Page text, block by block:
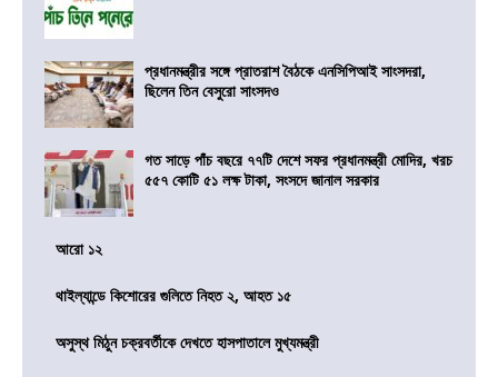
প্রধানমন্ত্রীর সঙ্গে প্রাতরাশ বৈঠকে এনসিপিআই সাংসদরা,
ছিলেন তিন বেসুরো সাংসদও
গত সাড়ে পাঁচ বছরে ৭৭টি দেশে সফর প্রধানমন্ত্রী মোদির, খরচ
৫৫৭ কোটি ৫১ লক্ষ টাকা, সংসদে জানাল সরকার
আরো ১২
থাইল্যান্ডে কিশোরের গুলিতে নিহত ২, আহত ১৫
অসুস্থ মিঠুন চক্রবর্তীকে দেখতে হাসপাতালে মুখ্যমন্ত্রী